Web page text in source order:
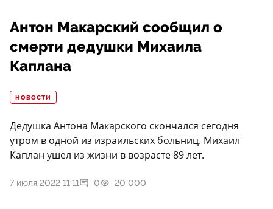
Антон Макарский сообщил о
смерти дедушки Михаила
Каплана
НОВОСТИ
Дедушка Антона Макарского скончался сегодня
утром в одной из израильских больниц. Михаил
Каплан ушел из жизни в возрасте 89 лет.
7 июля 2022 11:11 0 20 000